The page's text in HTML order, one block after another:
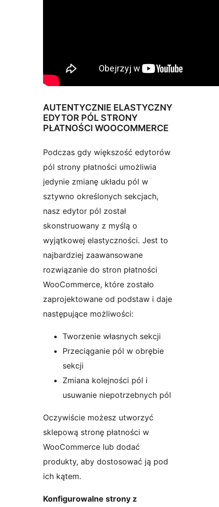
AUTENTYCZNIE ELASTYCZNY
EDYTOR PÓL STRONY
PŁATNOŚCI WOOCOMMERCE
Podczas gdy większość edytorów
pól strony płatności umożliwia
jedynie zmianę układu pól w
sztywno określonych sekcjach,
nasz edytor pól został
skonstruowany z myślą o
wyjątkowej elastyczności. Jest to
najbardziej zaawansowane
rozwiązanie do stron płatności
WooCommerce, które zostało
zaprojektowane od podstaw i daje
następujące możliwości:
Tworzenie własnych sekcji
Przeciąganie pól w obrębie
sekcji
Zmiana kolejności pól i
usuwanie niepotrzebnych pól
Oczywiście możesz utworzyć
sklepową stronę płatności w
WooCommerce lub dodać
produkty, aby dostosować ją pod
ich kątem.
Konfigurowalne strony z